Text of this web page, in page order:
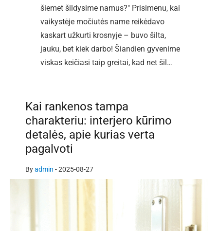
šiemet šildysime namus?" Prisimenu, kai
vaikystėje močiutės name reikėdavo
kaskart užkurti krosnyje – buvo šilta,
jauku, bet kiek darbo! Šiandien gyvenime
viskas keičiasi taip greitai, kad net šil…
Kai rankenos tampa
charakteriu: interjero kūrimo
detalės, apie kurias verta
pagalvoti
Byadmin -2025-08-27